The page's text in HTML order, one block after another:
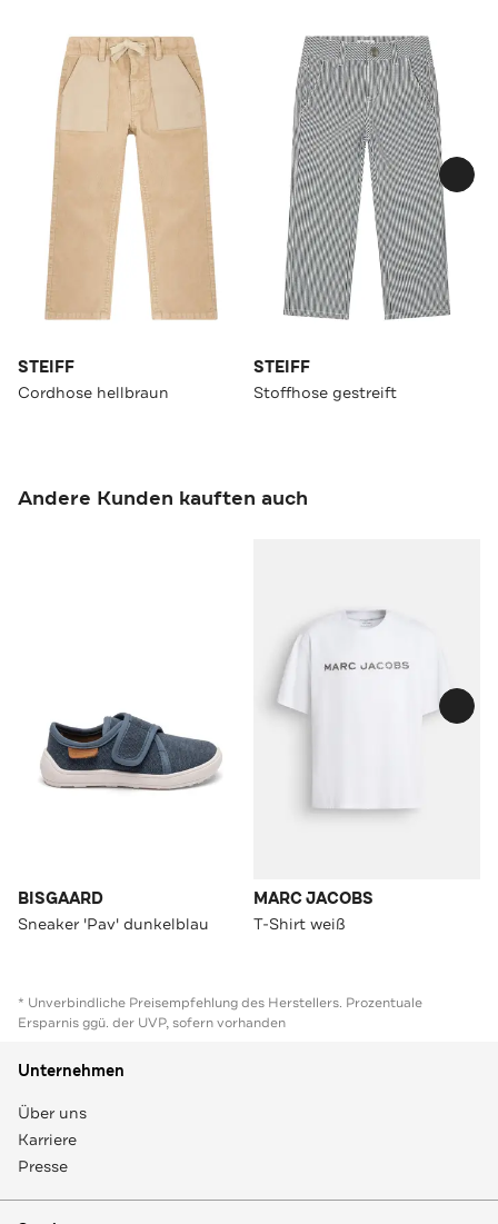
STEIFF
Cordhose hellbraun
STEIFF
Stoffhose gestreift
Andere Kunden kauften auch
BISGAARD
Sneaker 'Pav' dunkelblau
MARC JACOBS
T-Shirt weiß
* Unverbindliche Preisempfehlung des Herstellers. Prozentuale
Ersparnis ggü. der UVP, sofern vorhanden
Unternehmen
Über uns
Karriere
Presse